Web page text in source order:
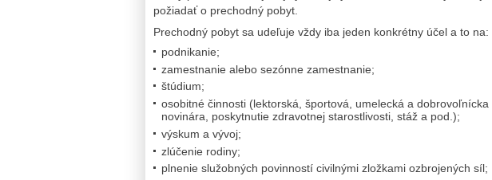
požiadať o prechodný pobyt.
Prechodný pobyt sa udeľuje vždy iba jeden konkrétny účel a to na:
podnikanie;
zamestnanie alebo sezónne zamestnanie;
štúdium;
osobitné činnosti (lektorská, športová, umelecká a
novinára, poskytnutie zdravotnej starostlivosti, stáž a pod.);
výskum a vývoj;
zlúčenie rodiny;
plnenie služobných povinností civilnými zložkami ozbrojených síl;